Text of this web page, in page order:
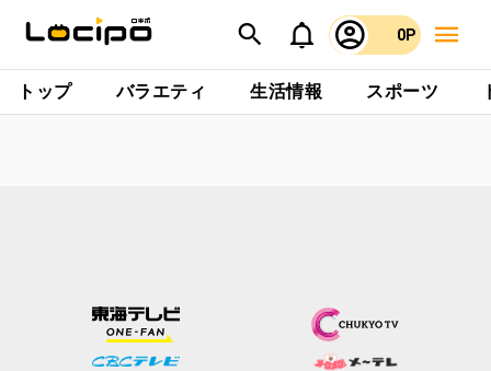
0P
トップ バラエティ 生活情報 スポーツ